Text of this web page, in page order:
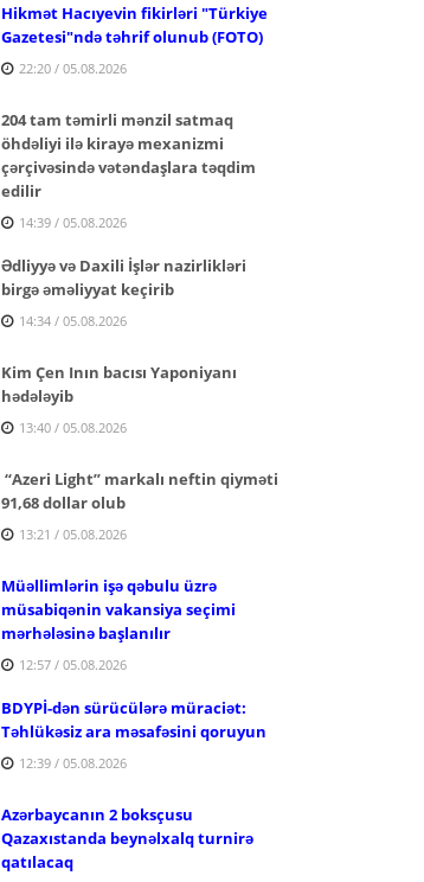
Hikmət Hacıyevin fikirləri "Türkiye
Gazetesi"ndə təhrif olunub (FOTO)
22:20 / 05.08.2026
204 tam təmirli mənzil satmaq
öhdəliyi ilə kirayə mexanizmi
çərçivəsində vətəndaşlara təqdim
edilir
14:39 / 05.08.2026
Ədliyyə və Daxili İşlər nazirlikləri
birgə əməliyyat keçirib
14:34 / 05.08.2026
Kim Çen Inın bacısı Yaponiyanı
hədələyib
13:40 / 05.08.2026
“Azeri Light” markalı neftin qiyməti
91,68 dollar olub
13:21 / 05.08.2026
Müəllimlərin işə qəbulu üzrə
müsabiqənin vakansiya seçimi
mərhələsinə başlanılır
12:57 / 05.08.2026
BDYPİ-dən sürücülərə müraciət:
Təhlükəsiz ara məsafəsini qoruyun
12:39 / 05.08.2026
Azərbaycanın 2 boksçusu
Qazaxıstanda beynəlxalq turnirə
qatılacaq